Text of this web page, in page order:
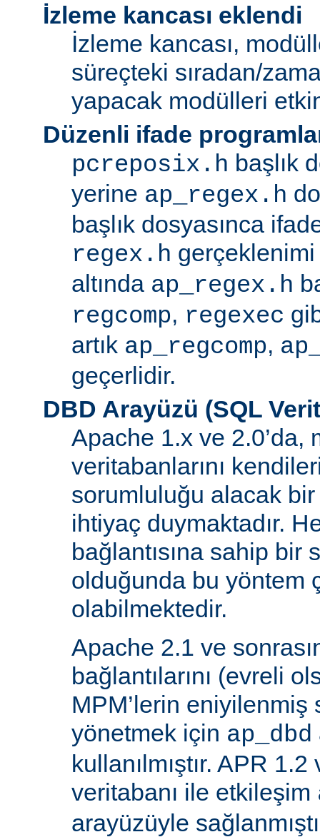
İzleme kancası eklendi
İzleme kancası,
süreçteki sıradan/
yapacak modülleri
Düzenli ifade
pcreposix.h başlık
yerine ap_regex.h
başlık dosyasınca
regex.h
altında ap_regex.h
regcomp, regexec
artık ap_regcomp,
geçerlidir.
DBD Arayüzü (SQL
Apache 1.x ve 2.0’da,
veritabanlarını
sorumluluğu alacak bir
ihtiyaç duymaktadır.
bağlantısına sahip bir
olduğunda bu yöntem
olabilmektedir.
Apache 2.1 ve
bağlantılarını (evreli
MPM’lerin
yönetmek için ap_dbd
kullanılmıştır. APR
veritabanı ile etkileşim
arayüzüyle